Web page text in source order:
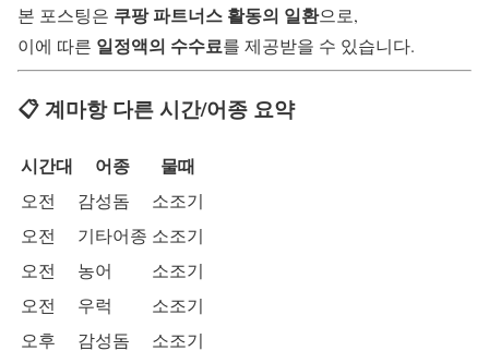
본 포스팅은 쿠팡 파트너스 활동의 일환으로,
이에 따른 일정액의 수수료를 제공받을 수 있습니다.
📋 계마항 다른 시간/어종 요약
시간대 어종 물때
오전 감성돔
소조기
오전
기타어종 소조기
오전
농어
소조기
오전
우럭
소조기
오후
감성돔
소조기